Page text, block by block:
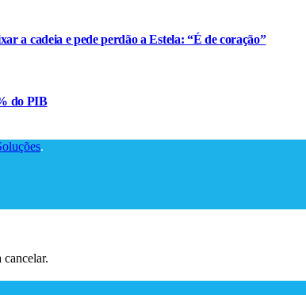
a cadeia e pede perdão a Estela: “É de coração”
do PIB
.
cancelar.